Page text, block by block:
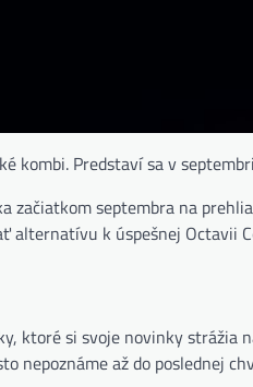
kombi. Predstaví sa v
začiatkom septembra na
alternatívu k úspešnej Octavii
ktoré si svoje novinky strážia
nepoznáme až do poslednej